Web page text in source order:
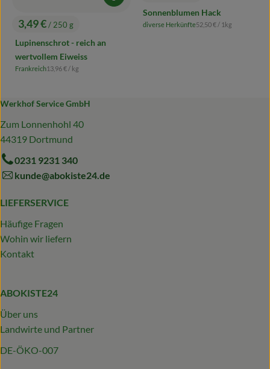
, Preis:
3,49 €/ 250 g
Lupinenschrot - reich an
wertvollem Eiweiss
, Herkunft:
Frankreich, Referenzpreis:
13,96 €/ kg
Sonnenblumen Hack
, Herkunft:
diverse Herkünfte, Referenzpreis:
52,50 €/ 1kg
Werkhof Service GmbH
Zum Lonnenhohl 40
44319 Dortmund
0231 9231 340
kunde@abokiste24.de
LIEFERSERVICE
Häufige Fragen
Wohin wir liefern
Kontakt
ABOKISTE24
Über uns
Landwirte und Partner
DE-ÖKO-007